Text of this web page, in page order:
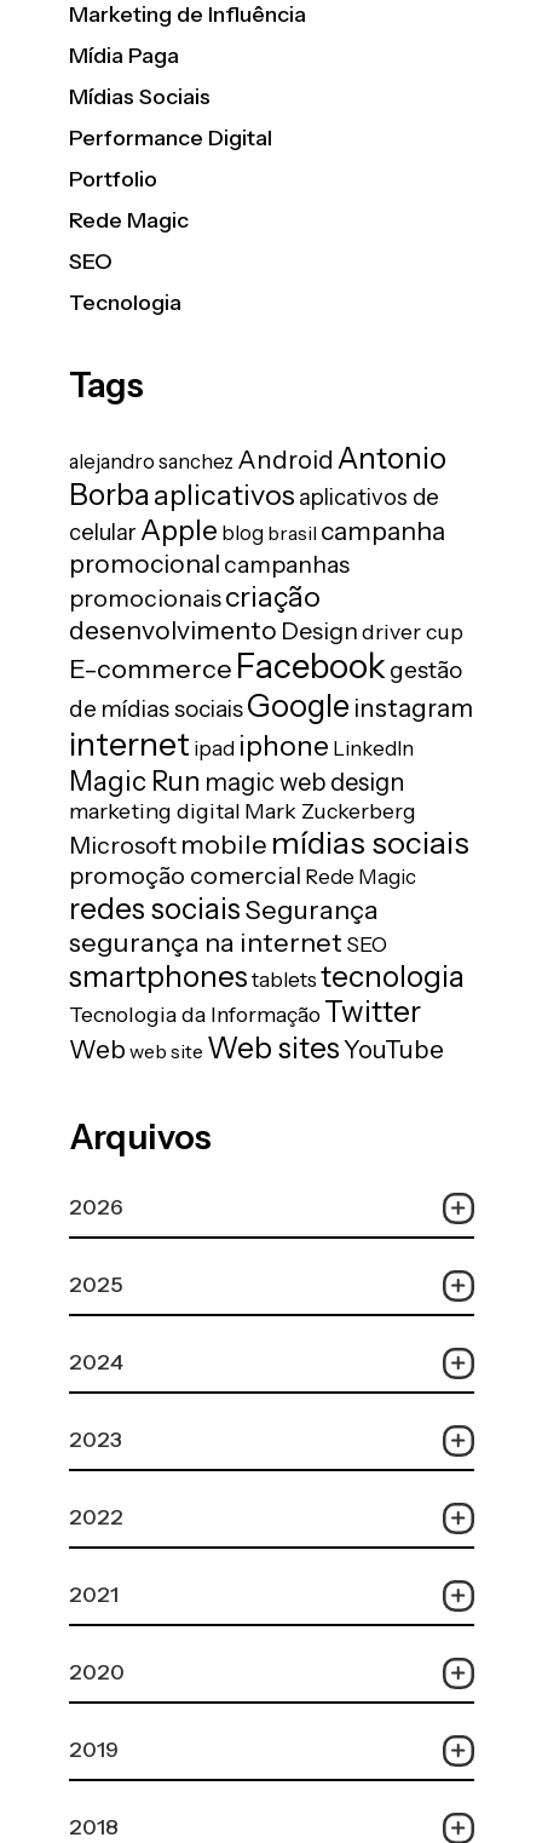
Marketing de Influência
Mídia Paga
Mídias Sociais
Performance Digital
Portfolio
Rede Magic
SEO
Tecnologia
Tags
alejandro sanchez Android Antonio
Borbaaplicativos aplicativos de
celular Apple blog brasil campanha
promocional campanhas
promocionaiscriação
desenvolvimento Designdriver cup
E-commerce Facebookgestão
de mídias sociaisGoogle instagram
internet ipad iphone LinkedIn
Magic Run magic web design
marketing digital Mark Zuckerberg
Microsoft mobile mídias sociais
promoção comercial Rede Magic
redes sociaisSegurança
segurança na internet SEO
smartphones tablets tecnologia
Tecnologia da Informação Twitter
Web web site Web sitesYouTube
Arquivos
2026
2025
2024
2023
2022
2021
2020
2019
2018